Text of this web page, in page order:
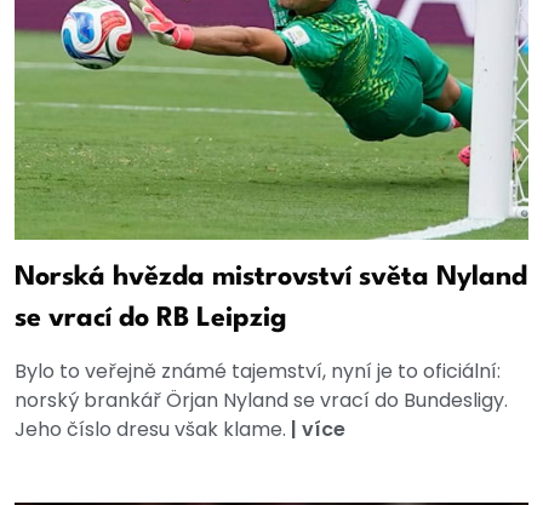
Norská hvězda mistrovství světa Nyland
se vrací do RB Leipzig
Bylo to veřejně známé tajemství, nyní je to oficiální:
norský brankář Örjan Nyland se vrací do Bundesligy.
Jeho číslo dresu však klame. | více